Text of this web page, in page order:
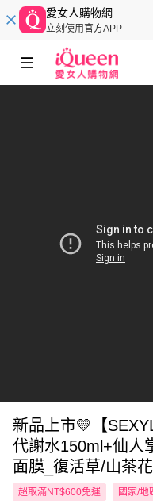
愛女人購物網
立刻使用官方APP
新品上市💛【
代謝水150ml+仙人
面膜_復活草/山茶
超取滿NT$600免運 國家/地